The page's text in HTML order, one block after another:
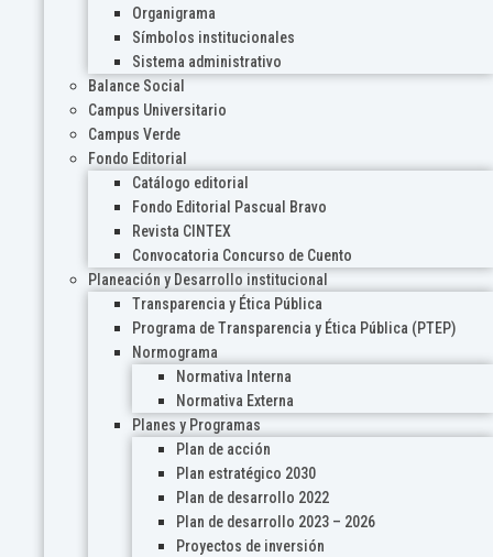
Organigrama
Símbolos institucionales
Sistema administrativo
Balance Social
Campus Universitario
Campus Verde
Fondo Editorial
Catálogo editorial
Fondo Editorial Pascual Bravo
Revista CINTEX
Convocatoria Concurso de Cuento
Planeación y Desarrollo institucional
Transparencia y Ética Pública
Programa de Transparencia y Ética Pública (PTEP)
Normograma
Normativa Interna
Normativa Externa
Planes y Programas
Plan de acción
Plan estratégico 2030
Plan de desarrollo 2022
Plan de desarrollo 2023 – 2026
Proyectos de inversión